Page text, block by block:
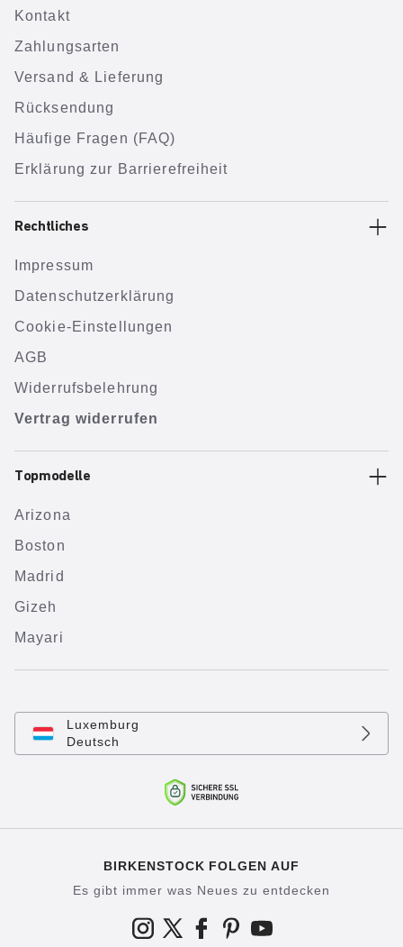
Kontakt
Zahlungsarten
Versand & Lieferung
Rücksendung
Häufige Fragen (FAQ)
Erklärung zur Barrierefreiheit
Rechtliches
Impressum
Datenschutzerklärung
Cookie-Einstellungen
AGB
Widerrufsbelehrung
Vertrag widerrufen
Topmodelle
Arizona
Boston
Madrid
Gizeh
Mayari
Luxemburg
Deutsch
BIRKENSTOCK FOLGEN AUF
Es gibt immer was Neues zu entdecken